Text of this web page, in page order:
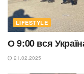
LIFESTYLE
О 9:00 вся
21.02.2025